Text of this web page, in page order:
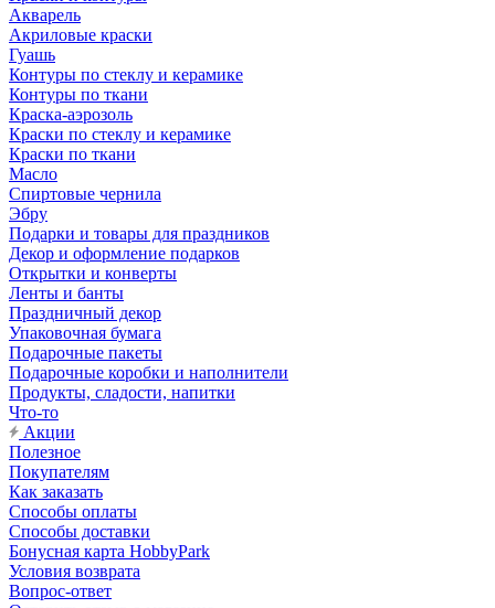
Акварель
Акриловые краски
Гуашь
Контуры по стеклу и керамике
Контуры по ткани
Краска-аэрозоль
Краски по стеклу и керамике
Краски по ткани
Масло
Спиртовые чернила
Эбру
Подарки и товары для праздников
Декор и оформление подарков
Открытки и конверты
Ленты и банты
Праздничный декор
Упаковочная бумага
Подарочные пакеты
Подарочные коробки и наполнители
Продукты, сладости, напитки
Что-то
Акции
Полезное
Покупателям
Как заказать
Способы оплаты
Способы доставки
Бонусная карта HobbyPark
Условия возврата
Вопрос-ответ